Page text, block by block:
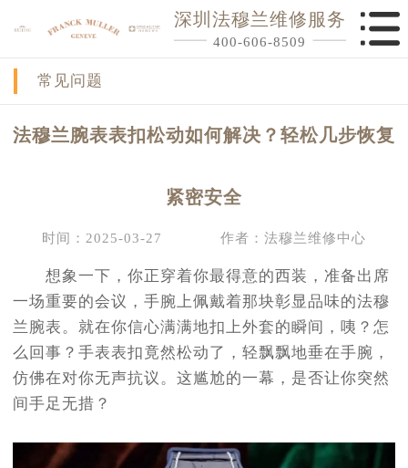
深圳法穆兰维修服务
400-606-8509
常见问题
法穆兰腕表表扣松动如何解决？轻松几步恢复
紧密安全
时间：2025-03-27 作者：法穆兰维修中心
想象一下，你正穿着你最得意的西装，准备出席
一场重要的会议，手腕上佩戴着那块彰显品味的法穆
兰腕表。就在你信心满满地扣上外套的瞬间，咦？怎
么回事？手表表扣竟然松动了，轻飘飘地垂在手腕，
仿佛在对你无声抗议。这尴尬的一幕，是否让你突然
间手足无措？